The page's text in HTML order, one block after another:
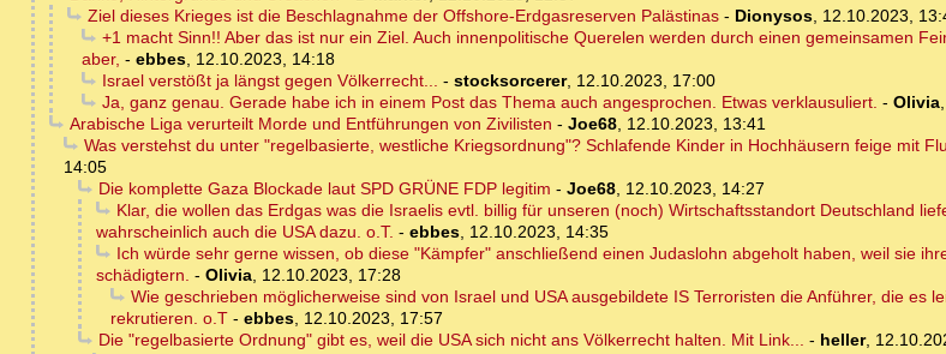
Ziel dieses Krieges ist die Beschlagnahme der Offshore-Erdgasreserven Palästinas- Dionysos, 12.10.2023,
+1 macht Sinn!! Aber das ist nur ein Ziel. Auch innenpolitische Querelen werden durch einen gemeinsamen
aber, - ebbes, 12.10.2023, 14:18
Israel verstößt ja längst gegen Völkerrecht... - stocksorcerer, 12.10.2023, 17:00
Ja, ganz genau. Gerade habe ich in einem Post das Thema auch angesprochen. Etwas verklausuliert. - Olivia,
Arabische Liga verurteilt Morde und Entführungen von Zivilisten - Joe68, 12.10.2023, 13:41
Was verstehst du unter "regelbasierte, westliche Kriegsordnung"? Schlafende Kinder in Hochhäusern feige mit
14:05
Die komplette Gaza Blockade laut SPD GRÜNE FDP legitim - Joe68, 12.10.2023, 14:27
Klar, die wollen das Erdgas was die Israelis evtl. billig für unseren (noch) Wirtschaftsstandort Deutschland
wahrscheinlich auch die USA dazu. o.T. - ebbes, 12.10.2023, 14:35
Ich würde sehr gerne wissen, ob diese "Kämpfer" anschließend einen Judaslohn abgeholt haben, weil sie
schädigtern. - Olivia, 12.10.2023, 17:28
Wie geschrieben möglicherweise sind von Israel und USA ausgebildete IS Terroristen die Anführer, die es
rekrutieren. o.T - ebbes, 12.10.2023, 17:57
Die "regelbasierte Ordnung" gibt es, weil die USA sich nicht ans Völkerrecht halten. Mit Link... - heller,